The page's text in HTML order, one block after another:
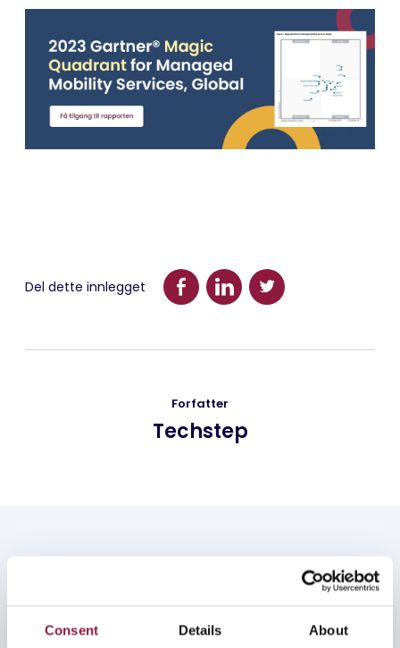
Consent Details About
Del dette innlegget
Forfatter
Techstep